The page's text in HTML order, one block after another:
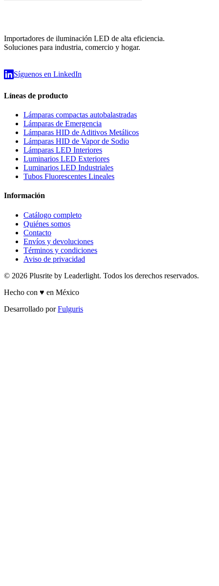
Importadores de iluminación LED de alta eficiencia.
Soluciones para industria, comercio y hogar.
Síguenos en LinkedIn
Líneas de producto
Lámparas compactas autobalastradas
Lámparas de Emergencia
Lámparas HID de Aditivos Metálicos
Lámparas HID de Vapor de Sodio
Lámparas LED Interiores
Luminarios LED Exteriores
Luminarios LED Industriales
Tubos Fluorescentes Lineales
Información
Catálogo completo
Quiénes somos
Contacto
Envíos y devoluciones
Términos y condiciones
Aviso de privacidad
© 2026 Plusrite by Leaderlight. Todos los derechos reservados.
Hecho con ♥ en México
Desarrollado porFulguris